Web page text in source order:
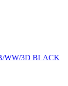
WW/3D BLACK